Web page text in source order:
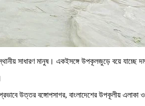
সাধারণ মানুষ। একইসঙ্গে উপকূলজুড়ে বয়ে
উত্তর বঙ্গোপসাগর, বাংলাদেশের উপকূলীয় এলাকা